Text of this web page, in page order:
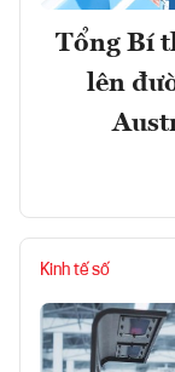
Tổng Bí
lên
Kinh tế số